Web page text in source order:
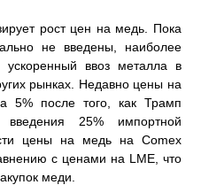
рост цен на медь. Пока
не введены, наиболее
ввоз металла в
рынках. Недавно цены на
5% после того, как Трамп
введения 25% импортной
цены на медь на Comex
с ценами на LME, что
меди.